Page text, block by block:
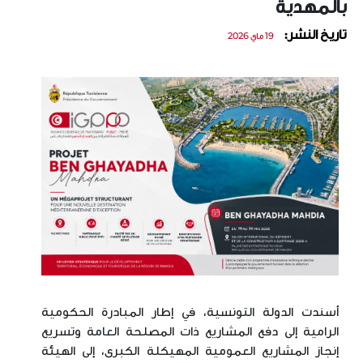
بالمهدية
تاريخ النشر: 19 ماي 2026
أسندت الدولة التونسية، في إطار المبادرة الحكومية
الرامية إلى دفع المشاريع ذات المصلحة العامة وتسريع
إنجاز المشاريع العمومية المهيكلة الكبرى، إلى الهيئة